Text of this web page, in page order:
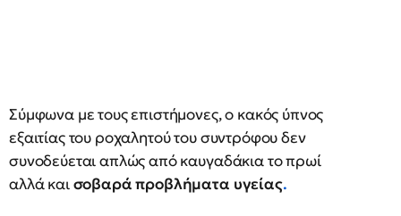
Σύμφωνα με τους επιστήμονες, ο κακός ύπνος
εξαιτίας του ροχαλητού του συντρόφου δεν
συνοδεύεται απλώς από καυγαδάκια το πρωί
αλλά καισοβαρά προβλήματα υγείας.